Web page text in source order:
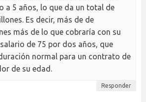
a 5 años, lo que da un total de
Es decir, más de de
más de lo que cobraría con su
de 75 por dos años, que
normal para un contrato de
de su edad.
Responder